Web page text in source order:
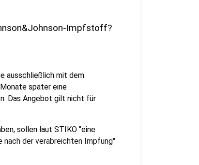
Impfstoff?
ausschließlich mit dem
später eine
Das Angebot gilt nicht für
sollen laut STIKO "eine
der verabreichten Impfung"